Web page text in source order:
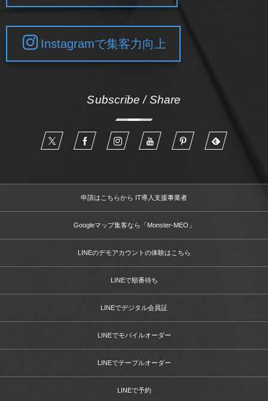
Instagramで集客力向上
Subscribe / Share
申請はこちらから IT導入支援事業者
Googleマップ集客なら「Monster-MEO」
LINEのデモアカウントの体験はこちら
LINEで順番待ち
LINEでデジタル会員証
LINEでモバイルオーダー
LINEでテーブルオーダー
LINEで予約